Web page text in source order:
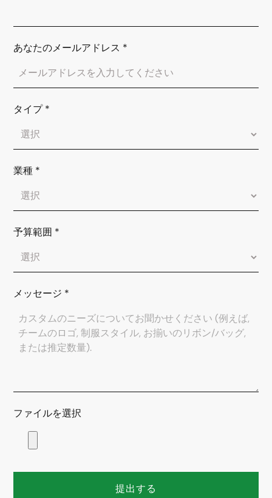
あなたのメールアドレス *
タイプ *
業種 *
予算範囲 *
メッセージ *
ファイルを選択
提出する